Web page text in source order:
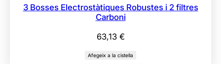
3 Bosses Electrostàtiques Robustes i 2 filtres
Carboni
63,13 €
Afegeix a la cistella